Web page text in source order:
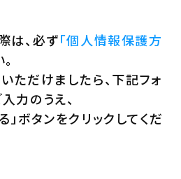
は、必ず「個人情報保護方
ただけましたら、下記フォ
力のうえ、
ボタンをクリックしてくだ